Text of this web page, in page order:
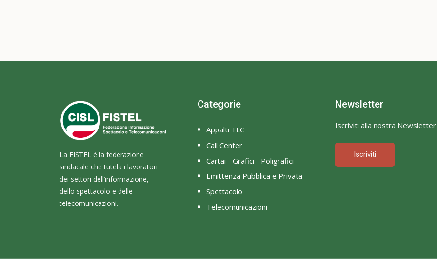
La FISTEL è la federazione
sindacale che tutela i lavoratori
dei settori dell’informazione,
dello spettacolo e delle
telecomunicazioni.
Categorie
Appalti TLC
Call Center
Cartai - Grafici - Poligrafici
Emittenza Pubblica e Privata
Spettacolo
Telecomunicazioni
Newsletter
Iscriviti alla nostra Newsletter
Iscriviti